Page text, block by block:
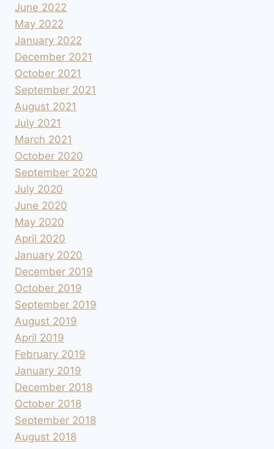
June 2022
May 2022
January 2022
December 2021
October 2021
September 2021
August 2021
July 2021
March 2021
October 2020
September 2020
July 2020
June 2020
May 2020
April 2020
January 2020
December 2019
October 2019
September 2019
August 2019
April 2019
February 2019
January 2019
December 2018
October 2018
September 2018
August 2018